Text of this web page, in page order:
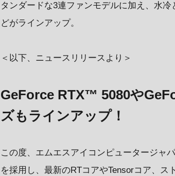
タンダードな3連ファンモデルに加え、水
どがラインアップ。
＜以下、ニュースリリースより＞
GeForce RTX™ 5080や
ズもラインアップ！
この度、エムエスアイコンピュータージャ
を採用し、最新のRTコアやTensorコア、